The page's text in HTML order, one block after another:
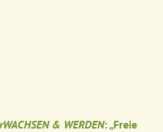
& WERDEN: „Freie